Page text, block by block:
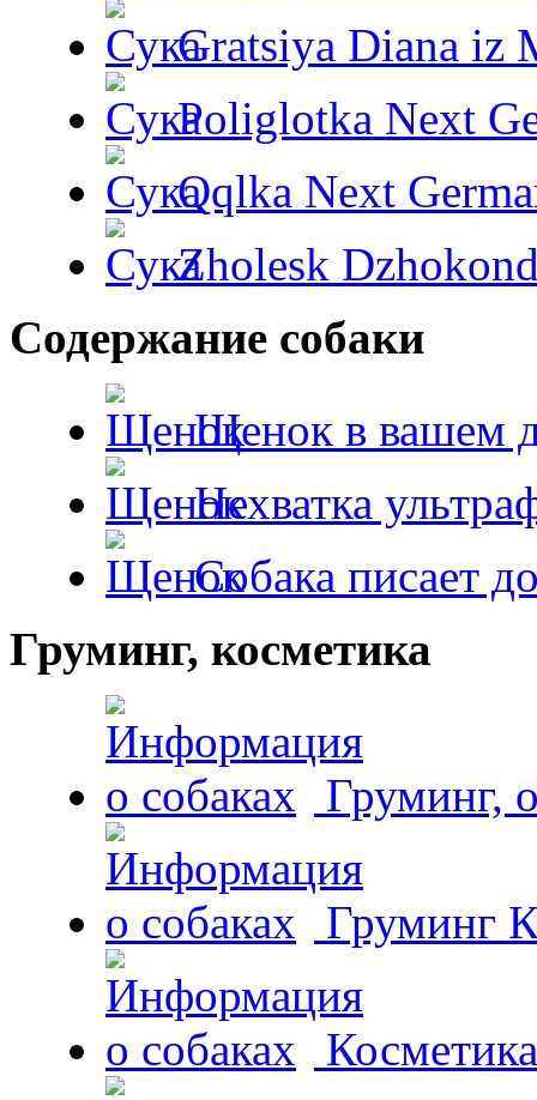
Gratsiya Diana iz
Poliglotka Next
Qqlka Next
Zholesk
Содержание собаки
Щенок в вашем
Нехватка
Собака писает
Груминг, косметика
Груминг,
Груминг